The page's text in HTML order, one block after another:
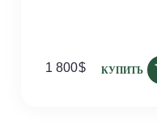
1 800$ КУПИТЬ